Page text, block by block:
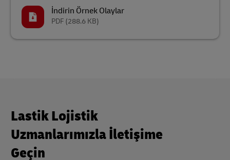
İndirin Örnek Olaylar
PDF (288.6 KB)
Lastik Lojistik
Uzmanlarımızla İletişime
Geçin